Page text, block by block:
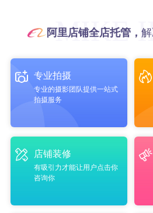
MIKE
阿里店铺全店托管，
专业拍摄
专业的摄影团队提供一站式
拍摄服务
店铺装修
有吸引力才能让用户点击你
咨询你